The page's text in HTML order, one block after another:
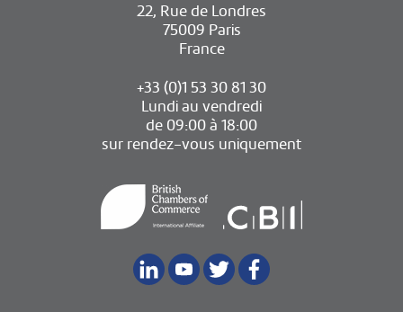
22, Rue de Londres
75009 Paris
France
+33 (0)1 53 30 81 30
Lundi au vendredi
de 09:00 à 18:00
sur rendez-vous uniquement